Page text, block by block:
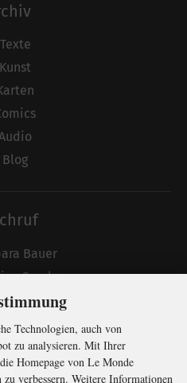
Texte
Kunst
Blog
Bauer
Semler
Technologien, auch von
zu analysieren. Mit Ihrer
Homepage von Le Monde
verbessern. Weitere Informationen